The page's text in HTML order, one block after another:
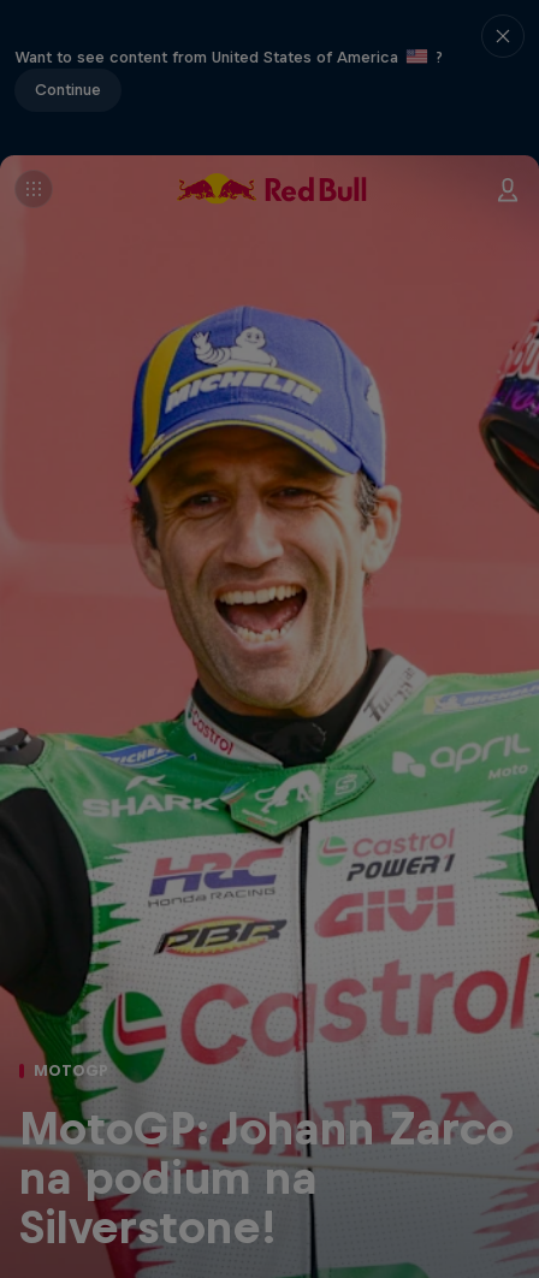
Want to see content from United States of America
?
Continue
MOTOGP
MotoGP: Johann Zarco
na podium na
Silverstone!